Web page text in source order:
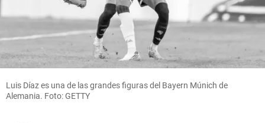
Luis Díaz es una de las grandes figuras del Bayern Múnich de
Alemania. Foto: GETTY